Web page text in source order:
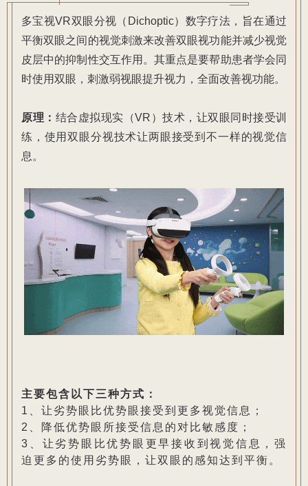
多宝视VR双眼分视（Dichoptic）数字疗法，旨在通过
平衡双眼之间的视觉刺激来改善双眼视功能并减少视觉
皮层中的抑制性交互作用。其重点是要帮助患者学会同
时使用双眼，刺激弱视眼提升视力，全面改善视功能。
原理： 结合虚拟现实（VR ）技术，让双眼同时接受训
练，使用双眼分视技术让两眼接受到不一样的视觉信
息。
主要包含以下三种方式：
1、让劣势眼比优势眼接受到更多视觉信息；
2、降低优势眼所接受信息的对比敏感度；
3、让劣势眼比优势眼更早接收到视觉信息，强
迫更多的使用劣势眼，让双眼的感知达到平衡。